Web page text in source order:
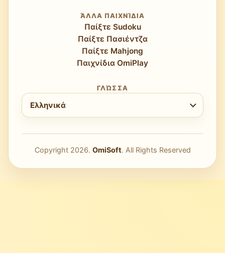
ΆΛΛΑ ΠΑΙΧΝΊΔΙΑ
Παίξτε Sudoku
Παίξτε Πασιέντζα
Παίξτε Mahjong
Παιχνίδια OmiPlay
ΓΛΏΣΣΑ
Επιλέξτε γλώσσα
Ελληνικά
Copyright 2026. OmiSoft. All Rights Reserved